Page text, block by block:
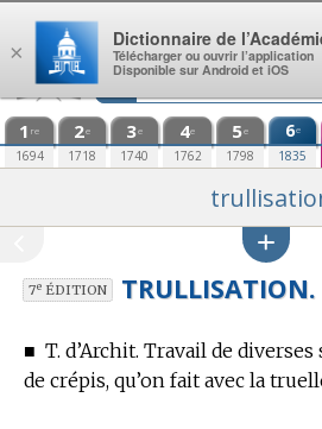
Aller au contenu
1 re
1694
2e
1718
3e
1740
4e
1762
5e
1798
6e
1835
7eÉDITION TRULLISATION.
■ T. d’Archit. Travail de diverses
de crépis, qu’on fait avec la
×
Dictionnaire de
Télécharger ou ouvrir l’application
Disponible sur Android et iOS